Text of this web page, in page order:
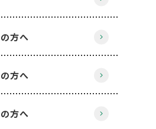
方へ
方へ
方へ